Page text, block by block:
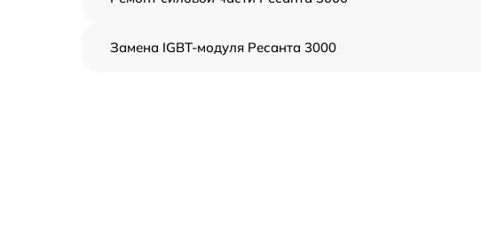
Замена IGBT-модуля Ресанта 3000